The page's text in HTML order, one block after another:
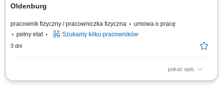
Oldenburg
pracownik fizyczny / pracowniczka fizyczna
umowa o pracę
pełny etat
Szukamy kilku pracowników
3 dni
pokaż opis
Opis stanowiska Proste prace manualne polegające na sortowaniu,